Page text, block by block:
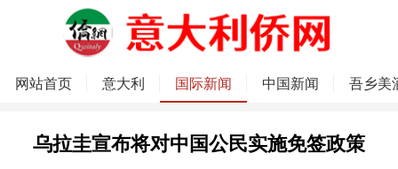
网站首页 意大利 国际新闻 中国新闻 吾乡美
乌拉圭宣布将对中国公民实施免签政策